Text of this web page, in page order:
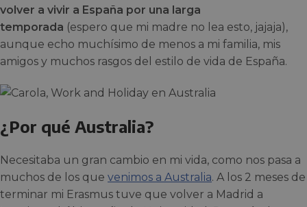
volver a vivir a España por una larga
temporada (espero que mi madre no lea esto, jajaja),
aunque echo muchísimo de menos a mi familia, mis
amigos y muchos rasgos del estilo de vida de España.
¿Por qué Australia?
Necesitaba un gran cambio en mi vida, como nos pasa a
muchos de los que venimos a Australia. A los 2 meses de
terminar mi Erasmus tuve que volver a Madrid a